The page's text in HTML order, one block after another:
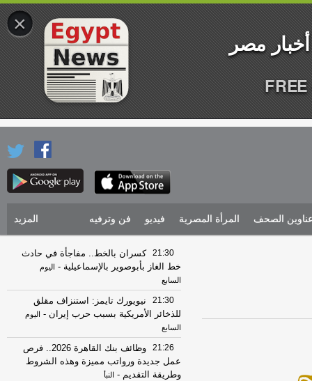
الصحف المرأة المصرية فيديو فن وترفيه المزيد
21:30
كسران بالخط.. مفاجأة في حادث
خط الغاز بأبوصوير بالإسماعيلية -
اليوم
السابع
21:30
نيويورك تايمز: استنزاف مقلق
للذخائر الأمريكية بسبب حرب إيران -
اليوم
السابع
21:26
وظائف بنك القاهرة 2026.. فرص
عمل جديدة ورواتب مميزة وهذه الشروط
وطريقة التقديم - النبأ
×